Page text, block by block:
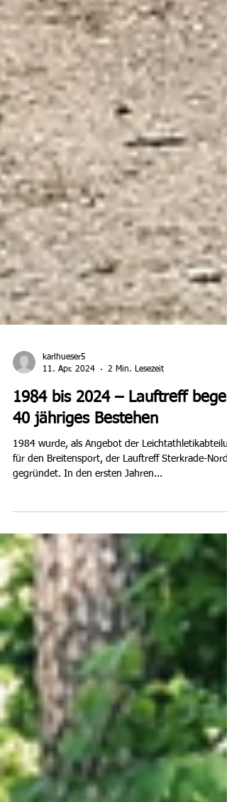
karlhueser5
11. Apr. 2024
2 Min. Lesezeit
1984 bis 2024 – Lauftreff
für den Breitensport, der Lauftreff Sterkrade-Nord
gegründet. In den ersten Jahren...